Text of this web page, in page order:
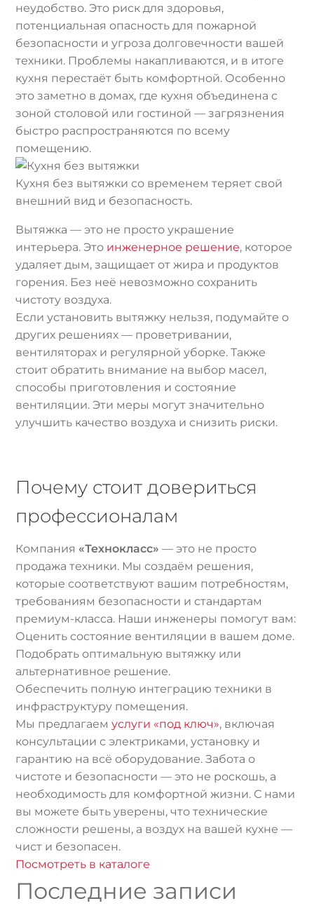
неудобство. Это риск для здоровья,
потенциальная опасность для пожарной
безопасности и угроза долговечности вашей
техники. Проблемы накапливаются, и в итоге
кухня перестаёт быть комфортной. Особенно
это заметно в домах, где кухня объединена с
зоной столовой или гостиной — загрязнения
быстро распространяются по всему
помещению.
Кухня без вытяжки со временем теряет свой
внешний вид и безопасность.
Вытяжка — это не просто украшение
интерьера. Это инженерное решение, которое
удаляет дым, защищает от жира и продуктов
горения. Без неё невозможно сохранить
чистоту воздуха.
Если установить вытяжку нельзя, подумайте о
других решениях — проветривании,
вентиляторах и регулярной уборке. Также
стоит обратить внимание на выбор масел,
способы приготовления и состояние
вентиляции. Эти меры могут значительно
улучшить качество воздуха и снизить риски.
Почему стоит довериться
профессионалам
Компания «Технокласс» — это не просто
продажа техники. Мы создаём решения,
которые соответствуют вашим потребностям,
требованиям безопасности и стандартам
премиум-класса. Наши инженеры помогут вам:
Оценить состояние вентиляции в вашем доме.
Подобрать оптимальную вытяжку или
альтернативное решение.
Обеспечить полную интеграцию техники в
инфраструктуру помещения.
Мы предлагаемуслуги «под ключ», включая
консультации с электриками, установку и
гарантию на всё оборудование. Забота о
чистоте и безопасности — это не роскошь, а
необходимость для комфортной жизни. С нами
вы можете быть уверены, что технические
сложности решены, а воздух на вашей кухне —
чист и безопасен.
Посмотреть в каталоге
Последние записи